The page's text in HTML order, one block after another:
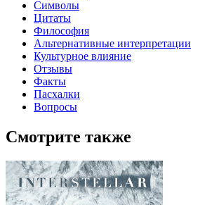
Символы
Цитаты
Философия
Альтернативные интерпретации
Культурное влияние
Отзывы
Факты
Пасхалки
Вопросы
Смотрите также